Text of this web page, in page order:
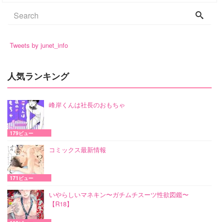
Tweets by junet_info
人気ランキング
峰岸くんは社長のおもちゃ
179ビュー
コミックス最新情報
171ビュー
いやらしいマネキン〜ガチムチスーツ性欲図鑑〜
【R18】